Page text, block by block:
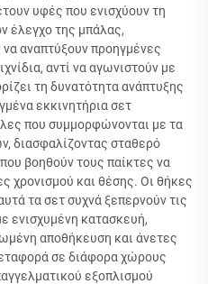
υφές που ενισχύουν τη
έλεγχο της μπάλας,
αναπτύξουν προηγμένες
αντί να αγωνιστούν με
τη δυνατότητα ανάπτυξης
εκκινητήρια σετ
που συμμορφώνονται με τα
διασφαλίζοντας σταθερό
βοηθούν τους παίκτες να
χρονισμού και θέσης. Οι θήκες
τα σετ συχνά ξεπερνούν τις
ενισχυμένη κατασκευή,
αποθήκευση και άνετες
σε διάφορα χώρους
εξοπλισμού